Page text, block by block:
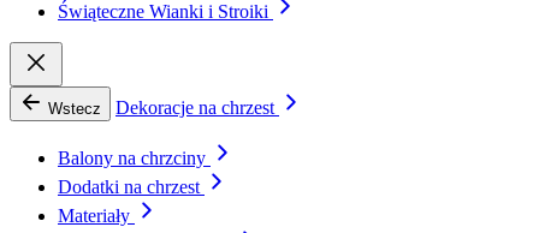
Świąteczne Wianki i Stroiki
Wstecz Dekoracje na chrzest
Balony na chrzciny
Dodatki na chrzest
Materiały